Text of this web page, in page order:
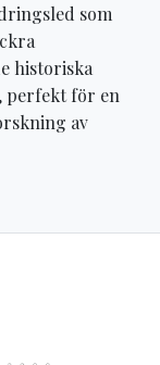
som
historiska
perfekt för en
av